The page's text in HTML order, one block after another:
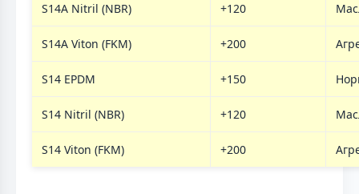
S14A Nitril (NBR) +120
S14A Viton (FKM) +200
S14 EPDM +150
S14 Nitril (NBR) +120
S14 Viton (FKM) +200